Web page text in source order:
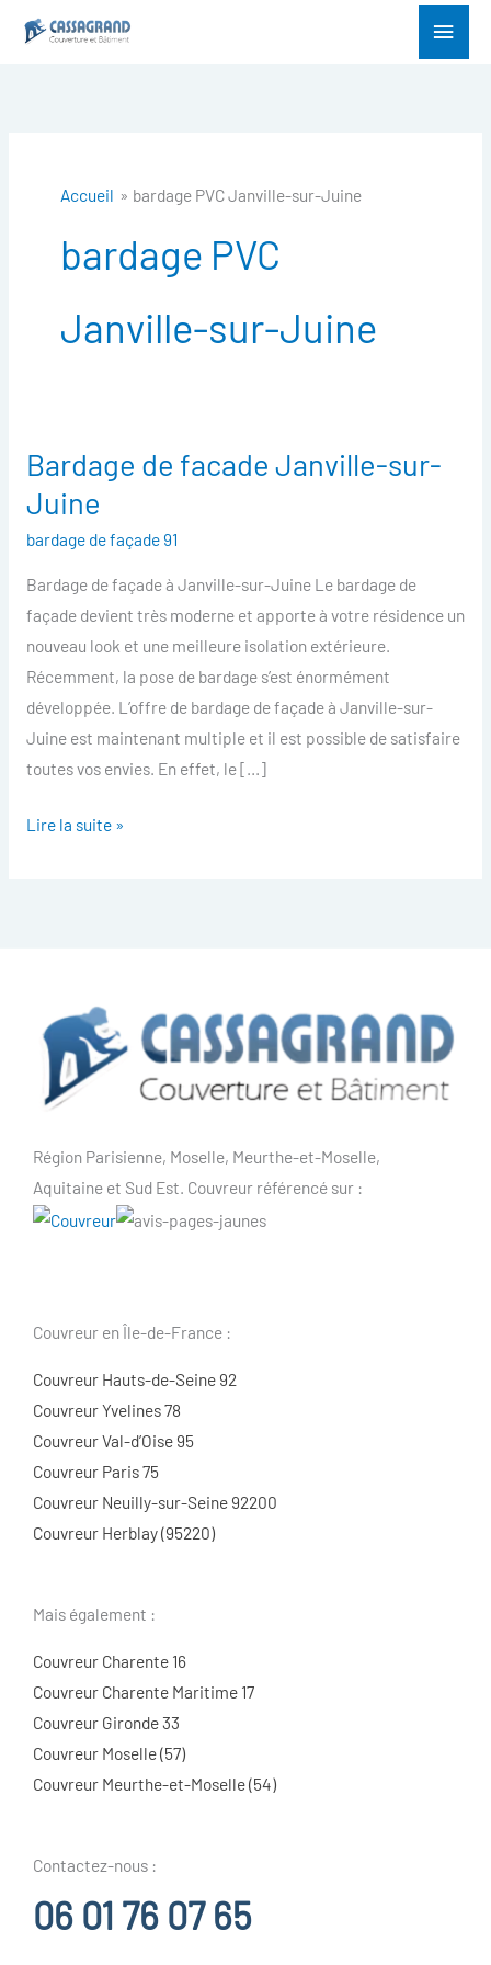
Menu
Accueil bardage PVC Janville-sur-Juine
bardage PVC
Janville-sur-Juine
Bardage de facade Janville-sur-
Juine
bardage de façade 91
Bardage de façade à Janville-sur-Juine Le bardage de
façade devient très moderne et apporte à votre résidence un
nouveau look et une meilleure isolation extérieure.
Récemment, la pose de bardage s’est énormément
développée. L’offre de bardage de façade à Janville-sur-
Juine est maintenant multiple et il est possible de satisfaire
toutes vos envies. En effet, le […]
Bardage
de
facade
Janville-
sur-
Juine
Lire la suite »
Région Parisienne, Moselle, Meurthe-et-Moselle,
Aquitaine et Sud Est. Couvreur référencé sur :
Couvreur en Île-de-France :
Couvreur Hauts-de-Seine 92
Couvreur Yvelines 78
Couvreur Val-d’Oise 95
Couvreur Paris 75
Couvreur Neuilly-sur-Seine 92200
Couvreur Herblay (95220)
Mais également :
Couvreur Charente 16
Couvreur Charente Maritime 17
Couvreur Gironde 33
Couvreur Moselle (57)
Couvreur Meurthe-et-Moselle (54)
Contactez-nous :
06 01 76 07 65